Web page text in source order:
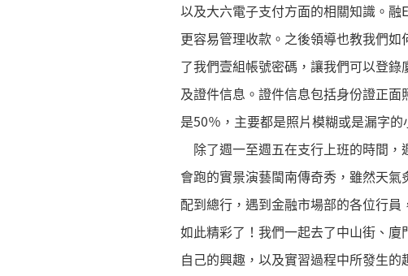
以及大六電子支付方面的相關知識。
更容易管理收款。之後領導也教我們
了我們壹組帳號密碼，讓我們可以登
及證件信息。證件信息包括身份證正
是50％，主要都是照片模糊或是漏字
除了週一至週五在支行上班的時間，
會跑的實景演藝閩南傳奇秀，雖然天
配到總行，遇到金融市場部的各位行
如此精彩了！我們一起去了中山街、
自己的興趣，以及實習過程中所發生